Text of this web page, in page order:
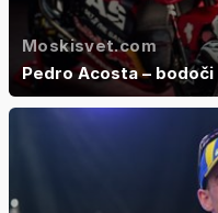
Moskisvet.com
Pedro Acosta –